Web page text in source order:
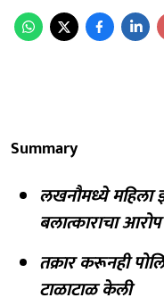
Summary
लखनौमध्ये महिला
बलात्काराचा
तक्रार करूनही
टाळाटाळ केली